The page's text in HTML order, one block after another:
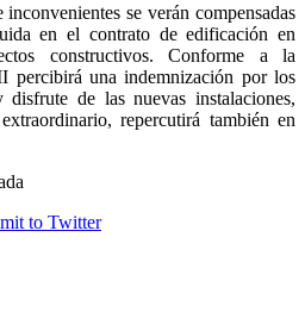
se verán compensadas
en el contrato de edificación en
constructivos. Conforme a la
percibirá una indemnización por los
de las nuevas instalaciones,
repercutirá también en